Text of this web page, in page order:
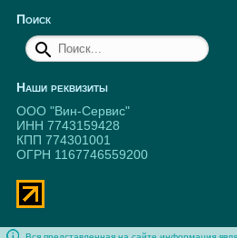
Поиск
Наши реквизиты
ООО "Вин-Сервис"
ИНН 7743159428
КПП 774301001
ОГРН 1167746559200